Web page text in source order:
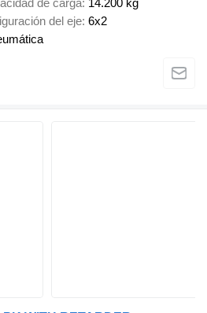
del eje 6x2